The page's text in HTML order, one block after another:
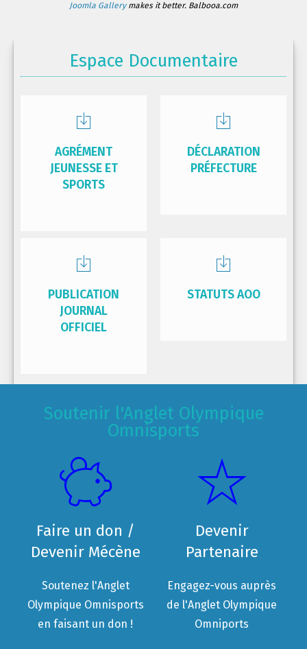
Joomla Gallerymakes it better. Balbooa.com
Espace Documentaire
AGRÉMENT
JEUNESSE ET
SPORTS
DÉCLARATION
PRÉFECTURE
PUBLICATION
JOURNAL
OFFICIEL
STATUTS AOO
Soutenir l'Anglet Olympique
Omnisports
Faire un don /
Devenir Mécène
Soutenez l'Anglet
Olympique Omnisports
en faisant un don !
Devenir
Partenaire
Engagez-vous auprès
de l'Anglet Olympique
Omniports